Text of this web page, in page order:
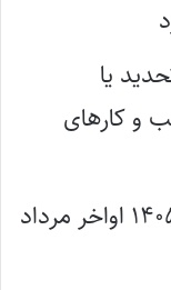
یا
و کارهای
نتایج نهایی آزمون دکتری سال ۱۴۰۵ اواخر مرداد